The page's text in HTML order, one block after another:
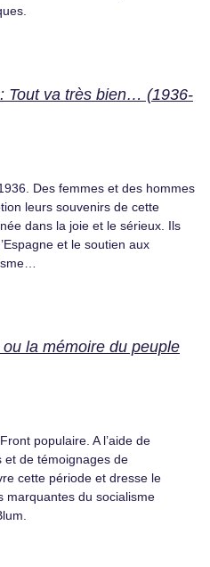
Tout va très bien… (1936-
Des femmes et des hommes
leurs souvenirs de cette
dans la joie et le sérieux. Ils
et le soutien aux
la mémoire du peuple
populaire. A l’aide de
et de témoignages de
cette période et dresse le
marquantes du socialisme